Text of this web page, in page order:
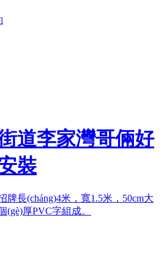
道李家灣哥倆好
裝
長(cháng)4米，寬1.5米，50cm大
(gè)厚PVC字組成。